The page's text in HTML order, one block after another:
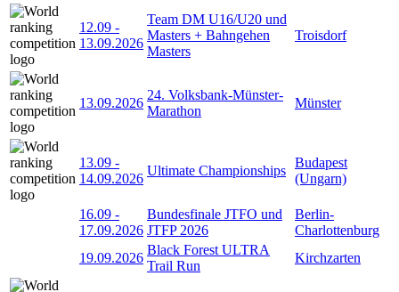
12.09 -
13.09.2026
Team DM U16/U20 und
Masters + Bahngehen
Masters
Troisdorf
13.09.2026
24. Volksbank-Münster-
Marathon
Münster
13.09 -
14.09.2026
Ultimate Championships
Budapest
(Ungarn)
16.09 -
17.09.2026
Bundesfinale JTFO und
JTFP 2026
Berlin-
Charlottenburg
19.09.2026
Black Forest ULTRA
Trail Run
Kirchzarten